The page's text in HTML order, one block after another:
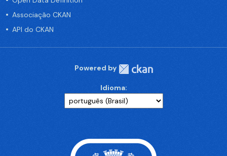
Associação CKAN
API do CKAN
Powered by
Idioma